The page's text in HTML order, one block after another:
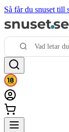
Så får du snuset till